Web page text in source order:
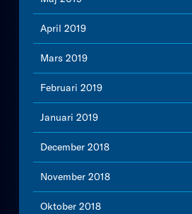
April 2019
Mars 2019
Februari 2019
Januari 2019
December 2018
November 2018
Oktober 2018